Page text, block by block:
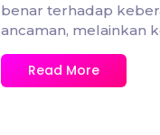
benar terhadap
ancaman, melainkan
Read More